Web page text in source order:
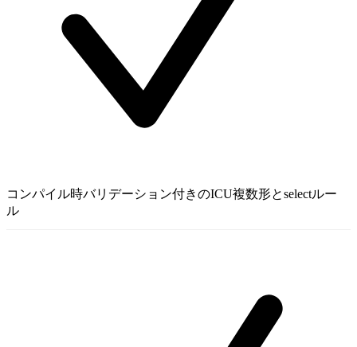
コンパイル時バリデーション付きのICU複数形とselectルー
ル